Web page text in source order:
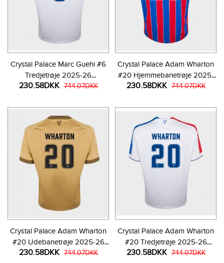
Crystal Palace Marc Guehi #6
Tredjetrøje 2025-26
Kortærmet
230.58DKK 744.07DKK
Crystal Palace Adam Wharton
#20 Hjemmebanetrøje 2025-
26 Kortærmet
230.58DKK 744.07DKK
Crystal Palace Adam Wharton
#20 Udebanetrøje 2025-26
Kortærmet
230.58DKK 744.07DKK
Crystal Palace Adam Wharton
#20 Tredjetrøje 2025-26
Kortærmet
230.58DKK 744.07DKK